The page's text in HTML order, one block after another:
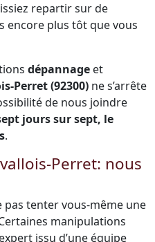
repartir sur de
encore plus tôt que vous
dépannage et
Perret (92300) ne s’arrête
de nous joindre
jours sur sept, le
.
Perret: nous
pas tenter vous-même une
manipulations
issu d’une équipe